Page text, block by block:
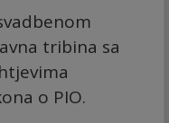
tribina sa
o PIO.